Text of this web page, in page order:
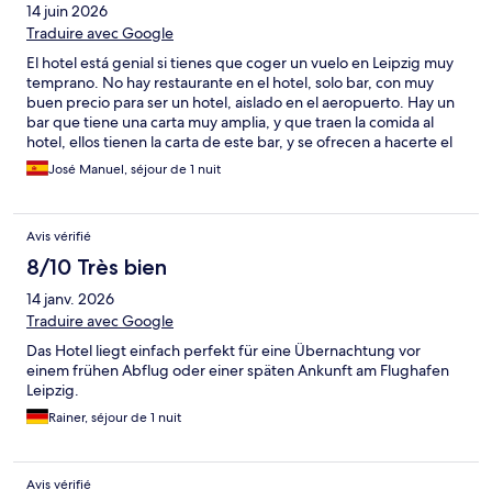
14 juin 2026
Traduire avec Google
El hotel está genial si tienes que coger un vuelo en Leipzig muy
temprano. No hay restaurante en el hotel, solo bar, con muy
buen precio para ser un hotel, aislado en el aeropuerto. Hay un
bar que tiene una carta muy amplia, y que traen la comida al
hotel, ellos tienen la carta de este bar, y se ofrecen a hacerte el
pedido si tienes problemas con el idioma La habitación, es muy
simple, las paredes tienen las marcas de mil maletas.
José Manuel, séjour de 1 nuit
Avis vérifié
8/10 Très bien
14 janv. 2026
Traduire avec Google
Das Hotel liegt einfach perfekt für eine Übernachtung vor
einem frühen Abflug oder einer späten Ankunft am Flughafen
Leipzig.
Rainer, séjour de 1 nuit
Avis vérifié